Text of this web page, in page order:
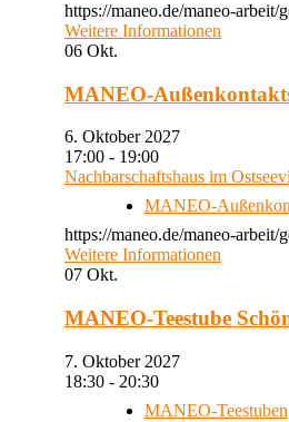
https://maneo.de/maneo-arbeit/
Weitere Informationen
06 Okt.
MANEO-
6. Oktober 2027
17:00 - 19:00
Nachbarschaftshaus im
MANEO-
https://maneo.de/maneo-arbeit/
Weitere Informationen
07 Okt.
MANEO-Teestube
7. Oktober 2027
18:30 - 20:30
MANEO-Teestuben